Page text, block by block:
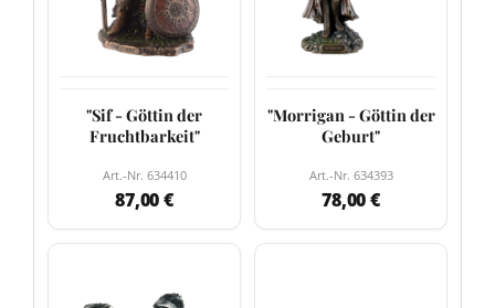
"Sif - Göttin der
Fruchtbarkeit"
Art.-Nr. 634410
87,00 €
"Morrigan - Göttin der
Geburt"
Art.-Nr. 634393
78,00 €